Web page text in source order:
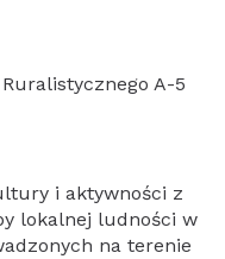
A-5
i aktywności z
lokalnej ludności w
na terenie